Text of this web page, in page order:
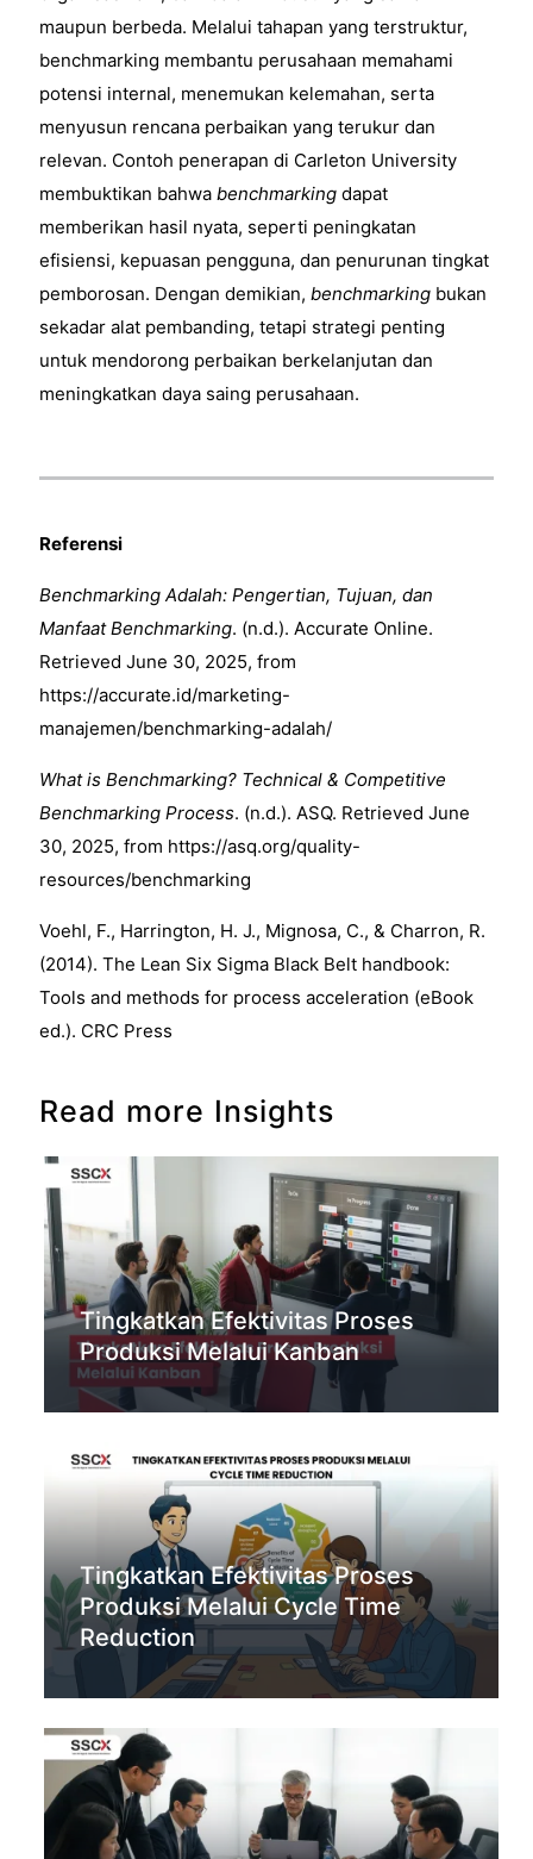
maupun berbeda. Melalui tahapan yang terstruktur,
benchmarking membantu perusahaan memahami
potensi internal, menemukan kelemahan, serta
menyusun rencana perbaikan yang terukur dan
relevan. Contoh penerapan di Carleton University
membuktikan bahwa benchmarking dapat
memberikan hasil nyata, seperti peningkatan
efisiensi, kepuasan pengguna, dan penurunan tingkat
pemborosan. Dengan demikian, benchmarking bukan
sekadar alat pembanding, tetapi strategi penting
untuk mendorong perbaikan berkelanjutan dan
meningkatkan daya saing perusahaan.
Referensi
Benchmarking Adalah: Pengertian, Tujuan, dan
Manfaat Benchmarking. (n.d.). Accurate Online.
Retrieved June 30, 2025, from
https://accurate.id/marketing-
manajemen/benchmarking-adalah/
What is Benchmarking? Technical & Competitive
Benchmarking Process. (n.d.). ASQ. Retrieved June
30, 2025, from https://asq.org/quality-
resources/benchmarking
Voehl, F., Harrington, H. J., Mignosa, C., & Charron, R.
(2014). The Lean Six Sigma Black Belt handbook:
Tools and methods for process acceleration (eBook
ed.). CRC Press
Read more Insights
Tingkatkan Efektivitas Proses
Produksi Melalui Kanban
Tingkatkan Efektivitas Proses
Produksi Melalui Cycle Time
Reduction